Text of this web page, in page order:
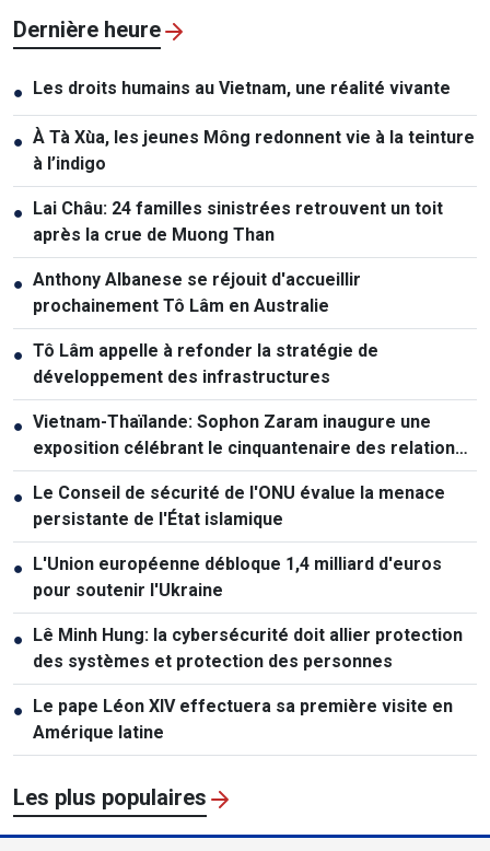
Dernière heure
● Les droits humains au Vietnam, une réalité vivante
● À Tà Xùa, les jeunes Mông redonnent vie à la teinture
à l’indigo
● Lai Châu: 24 familles sinistrées retrouvent un toit
après la crue de Muong Than
● Anthony Albanese se réjouit d'accueillir
prochainement Tô Lâm en Australie
● Tô Lâm appelle à refonder la stratégie de
développement des infrastructures
● Vietnam-Thaïlande: Sophon Zaram inaugure une
exposition célébrant le cinquantenaire des relations
diplomatiques
● Le Conseil de sécurité de l'ONU évalue la menace
persistante de l'État islamique
● L'Union européenne débloque 1,4 milliard d'euros
pour soutenir l'Ukraine
● Lê Minh Hung: la cybersécurité doit allier protection
des systèmes et protection des personnes
● Le pape Léon XIV effectuera sa première visite en
Amérique latine
Les plus populaires